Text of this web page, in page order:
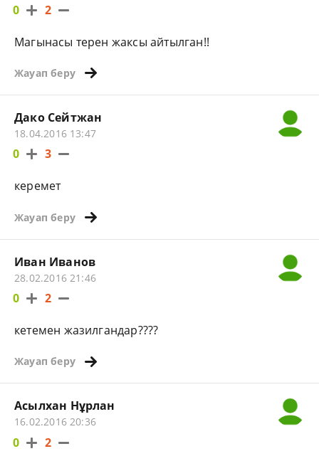
0 2
Магынасы терен жаксы айтылган!!
Жауап беру
Дако Сейтжан
18.04.2016 13:47
0 3
керемет
Жауап беру
Иван Иванов
28.02.2016 21:46
0 2
кетемен жазилгандаp????
Жауап беру
Асылхан Нұрлан
16.02.2016 20:36
0 2